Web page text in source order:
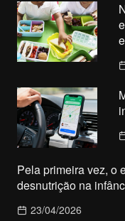
Pela primeira vez, o
desnutrição na
23/04/2026